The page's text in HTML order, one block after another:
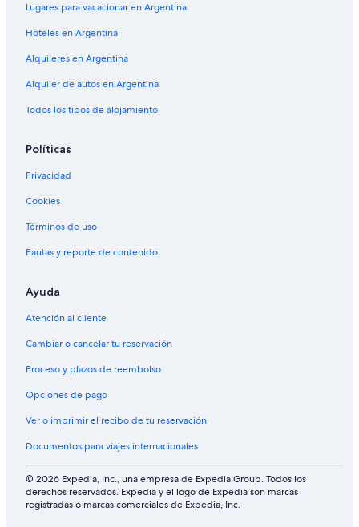
Lugares para vacacionar en Argentina
Hoteles en Argentina
Alquileres en Argentina
Alquiler de autos en Argentina
Todos los tipos de alojamiento
Políticas
Privacidad
Cookies
Términos de uso
Pautas y reporte de contenido
Ayuda
Atención al cliente
Cambiar o cancelar tu reservación
Proceso y plazos de reembolso
Opciones de pago
Ver o imprimir el recibo de tu reservación
Documentos para viajes internacionales
© 2026 Expedia, Inc., una empresa de Expedia Group. Todos los
derechos reservados. Expedia y el logo de Expedia son marcas
registradas o marcas comerciales de Expedia, Inc.